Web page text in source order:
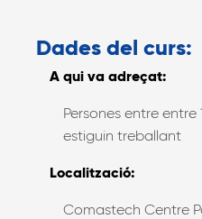
Dades del curs:
A qui va adreçat:
Persones entre entre
estiguin treballant
Localització:
Comastech Centre